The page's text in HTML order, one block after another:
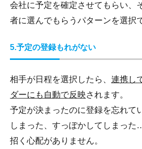
会社に予定を確定させてもらい、
者に選んでもらうパターンを選択
5.予定の登録もれがない
相手が日程を選択したら、 連携し
ダーにも自動で反映されます。
予定が決まったのに登録を忘れて
しまった、すっぽかしてしまっ
招く心配がありません。